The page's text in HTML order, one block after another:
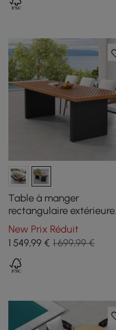
Table à manger
rectangulaire extérieure
Grida 8 places 239 cm en
teck et aluminium
New Prix Réduit
1 549,99 € 1 699,99 €